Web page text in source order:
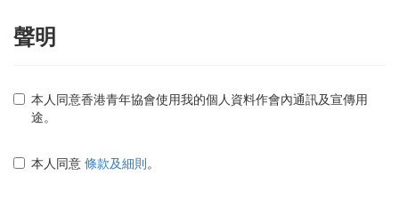
聲明
本人同意香港青年協會使用我的個人資料作會內通訊及宣傳用
途。
本人同意 條款及細則。